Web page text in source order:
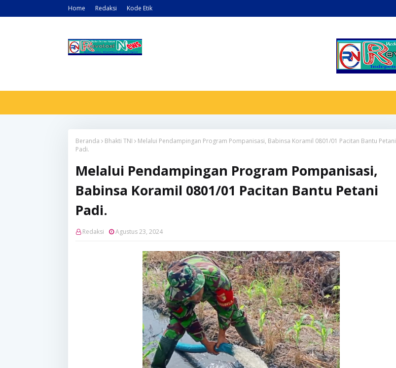
Home Redaksi Kode Etik
Beranda Bhakti TNI
Melalui Pendampingan Program Pompanisasi, Babinsa Koramil 0801/01 Pacitan Bantu Petani
Padi.
Melalui Pendampingan Program Pompanisasi,
Babinsa Koramil 0801/01 Pacitan Bantu Petani
Padi.
Redaksi Agustus 23, 2024